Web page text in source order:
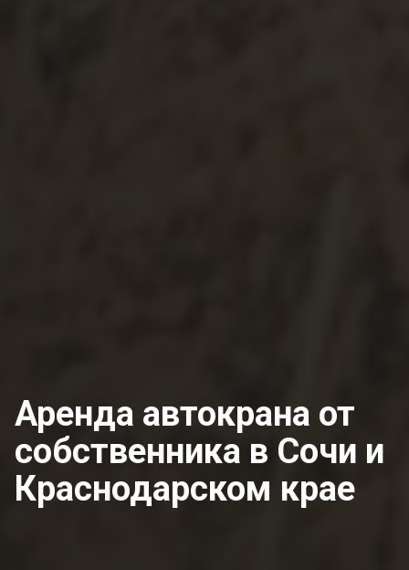
Аренда автокрана от
собственника в Сочи и
Краснодарском крае